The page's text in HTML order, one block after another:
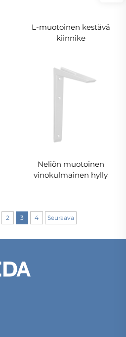
L-muotoinen kestävä
kiinnike
Neliön muotoinen
vinokulmainen hylly
2 3 4 Seuraava